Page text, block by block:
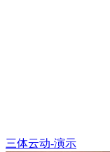
三体云动-演示